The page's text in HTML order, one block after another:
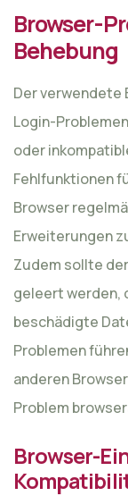
Browser-
Behebung
Der verwendete
Login-
oder
Fehlfunktionen
Browser
Erweiterungen
Zudem sollte
geleert werden,
beschädigte
Problemen
anderen
Problem
Browser-